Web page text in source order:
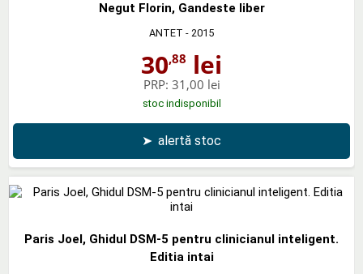
Negut Florin, Gandeste liber
ANTET - 2015
30,88 lei
PRP: 31,00 lei
stoc indisponibil
➤ alertă stoc
Paris Joel, Ghidul DSM-5 pentru clinicianul inteligent.
Editia intai